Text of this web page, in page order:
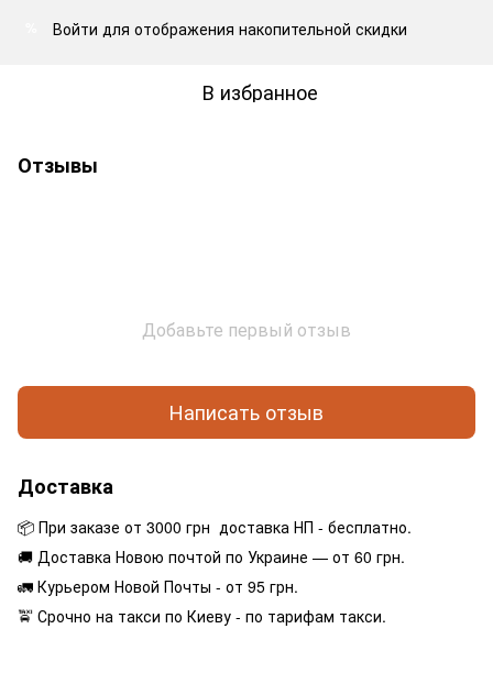
Войти для отображения накопительной скидки
В избранное
Отзывы
Добавьте первый отзыв
Написать отзыв
Доставка
📦 При заказе от 3000 грн доставка НП - бесплатно.
🚚 Доставка Новою почтой по Украине — от 60 грн.
🚛 Курьером Новой Почты - от 95 грн.
🚖 Срочно на такси по Киеву - по тарифам такси.